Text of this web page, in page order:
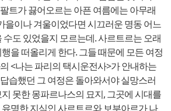
트가 끓어오르는 아픈 여름에는 아무래
을이나 겨울이었다면 시끄러운 명동 어느
수도 있었을지 모르는데. 사르트르는 오래
을 떠올리게 한다. 그들 때문에 모든 여정
<나는 파리의 택시운전사>가 안내하는
습했던 그 여정은 돌아와서야 실망스러
못한 몽파르나스의 묘지, 그곳에 시대를
명한 지식인 사르트르와 보부아르가 나